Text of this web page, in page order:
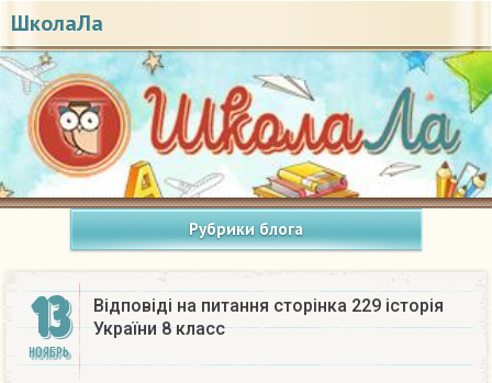
ШколаЛа
Рубрики блога
13
НОЯБРЬ
Відповіді на питання сторінка 229 історія
України 8 класс